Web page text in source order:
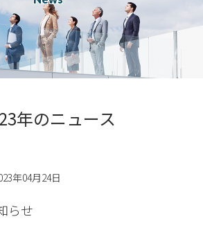
年のニュース
年04月24日
らせ